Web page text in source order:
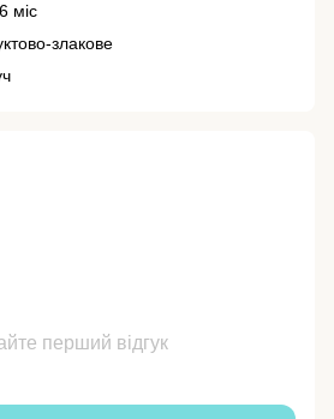
міс
злакове
перший відгук